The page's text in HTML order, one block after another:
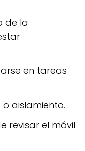
de la
en tareas
aislamiento.
revisar el móvil